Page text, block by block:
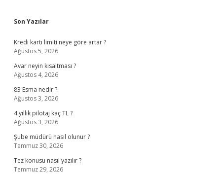
Sidebar
Son Yazılar
Kredi kartı limiti neye göre artar ?
Ağustos 5, 2026
Avar neyin kısaltması ?
Ağustos 4, 2026
83 Esma nedir ?
Ağustos 3, 2026
4 yıllık pilotaj kaç TL ?
Ağustos 3, 2026
Şube müdürü nasıl olunur ?
Temmuz 30, 2026
Tez konusu nasıl yazılır ?
Temmuz 29, 2026